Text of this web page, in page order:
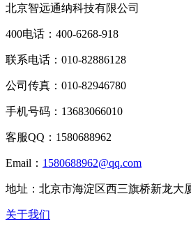
北京智远通纳科技有限公司
400电话： 400-6268-918
联系电话： 010-82886128
公司传真： 010-82946780
手机号码： 13683066010
客服QQ： 1580688962
Email： 1580688962@qq.com
地址： 北京市海淀区西三旗桥新龙大
关于我们